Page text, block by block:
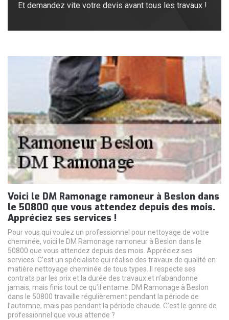
Et demandez vite votre devis avant tous les travaux !
Voici le DM Ramonage ramoneur à Beslon dans
le 50800 que vous attendez depuis des mois.
Appréciez ses services !
Pour vous qui voulez un professionnel pour nettoyage de votre
cheminée, voici le DM Ramonage ramoneur à Beslon dans le
50800 que vous attendez depuis des mois. Appréciez ses
services. C’est un spécialiste qui réalise des travaux de qualité en
matière nettoyage cheminée de tous types. Il respecte ses
contrats par les prix et la durée des travaux et n’abandonne
jamais, mais finis tout ce qu’il entame. DM Ramonage à Beslon
dans le 50800 travaille régulièrement pendant la période de
l’automne, mais pas pendant la période chaude. C’est le genre de
professionnel que vous attende ?